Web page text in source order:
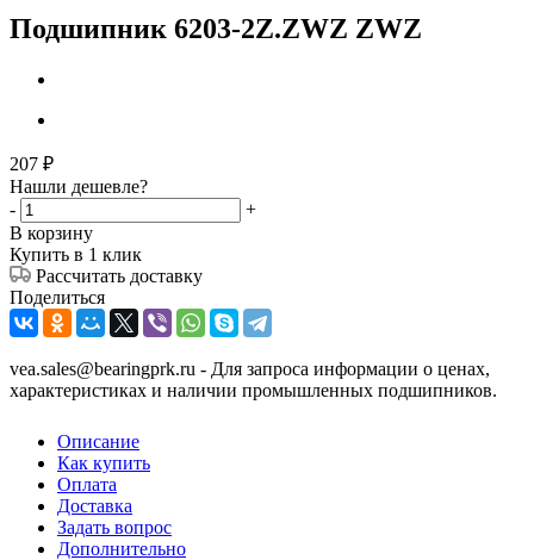
Подшипник 6203-2Z.ZWZ ZWZ
207 ₽
Нашли дешевле?
-
+
В корзину
Купить в 1 клик
Рассчитать доставку
Поделиться
vea.sales@bearingprk.ru - Для запроса информации о ценах,
характеристиках и наличии промышленных подшипников.
Описание
Как купить
Оплата
Доставка
Задать вопрос
Дополнительно